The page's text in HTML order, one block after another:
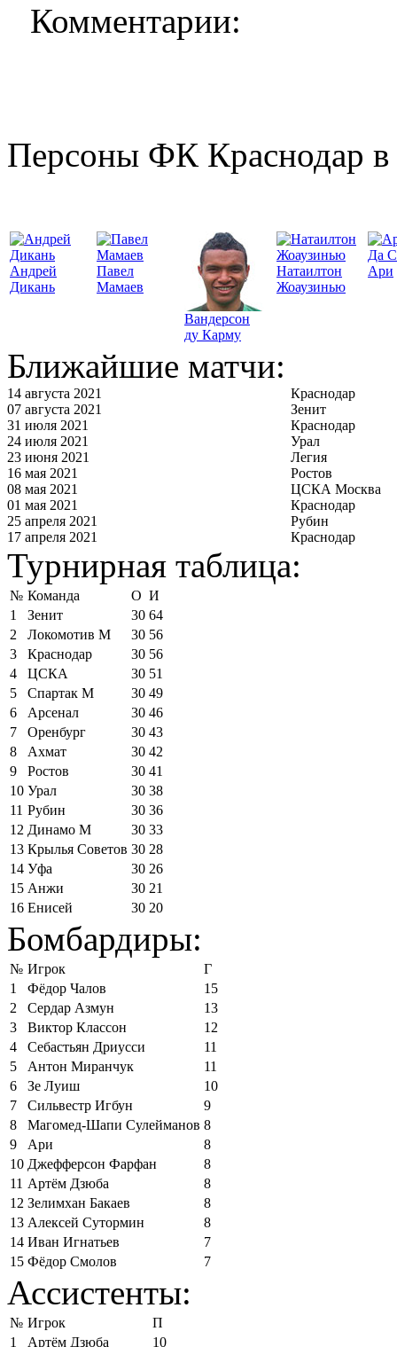
Комментарии:
Персоны ФК Краснодар в
Андрей
Дикань
Павел
Мамаев
Вандерсон
ду Карму
Натаилтон
Жоаузинью
Да
Ари
Ближайшие матчи:
14 августа 2021
Краснодар
07 августа 2021
Зенит
31 июля 2021
Краснодар
24 июля 2021
Урал
23 июня 2021
Легия
16 мая 2021
Ростов
08 мая 2021
ЦСКА Москва
01 мая 2021
Краснодар
25 апреля 2021
Рубин
17 апреля 2021
Краснодар
Турнирная таблица:
№ Команда О И
1
Зенит 30 64
2
Локомотив М 30 56
3
Краснодар 30 56
4
ЦСКА 30 51
5
Спартак М 30 49
6
Арсенал 30 46
7
Оренбург 30 43
8
Ахмат 30 42
9
Ростов 30 41
10 Урал 30 38
11 Рубин 30 36
12 Динамо М 30 33
13 Крылья Советов 30 28
14 Уфа 30 26
15 Анжи 30 21
16 Енисей 30 20
Бомбардиры:
№ Игрок
Г
1
Фёдор Чалов
15
2
Сердар Азмун
13
3
Виктор Классон
12
4
Себастьян Дриусси
11
5
Антон Миранчук
11
6
Зе Луиш
10
7
Сильвестр Игбун
9
8
Магомед-Шапи Сулейманов 8
9
Ари
8
10 Джефферсон Фарфан
8
11 Артём Дзюба
8
12 Зелимхан Бакаев
8
13 Алексей Сутормин
8
14 Иван Игнатьев
7
15 Фёдор Смолов 7
Ассистенты:
№ Игрок
П
1
Артём Дзюба 10